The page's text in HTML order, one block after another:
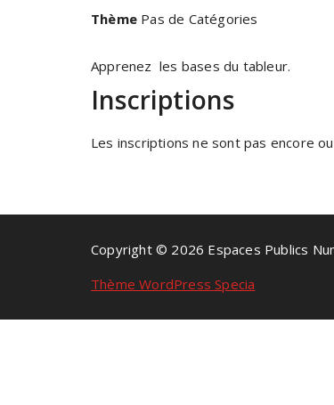
Thème Pas de Catégories
Apprenez les bases du tableur.
Inscriptions
Les inscriptions ne sont pas encore
Copyright © 2026 Espaces Publics
Thème WordPress Specia